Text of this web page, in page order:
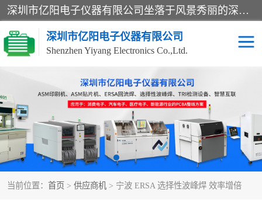
深圳市亿阳电子仪器有限公司坐落于风景秀丽的深圳市光明区，集SMT设备销售务为一体，努力为客户提供电子装配解决方案。与行业**SMT设备厂商：ASM（印刷机，锡膏检查机，贴片机），德国ERSA（爱莎）建立了稳固的代理合作关系，销售的设备一直保持**电子装配行业未来发展方向，能够满足客户各种繁杂产品的生产应用。
深圳市亿阳电子仪器有限公司
Shenzhen Yiyang Electronics Co.,Ltd.
当前位置： 首页 > 供应商机 > 宁波 ERSA 选择性波峰焊 效率增倍
SX全自动高速贴片机 E系列中速贴片机
NeoHorizon全自动锡膏印
刷机
选择性波峰焊
VERSAFLOW-335
回流焊HOTFLOW 3/20e 波峰焊
BGA返修台HR600/2 自动光学检测TR7700QE